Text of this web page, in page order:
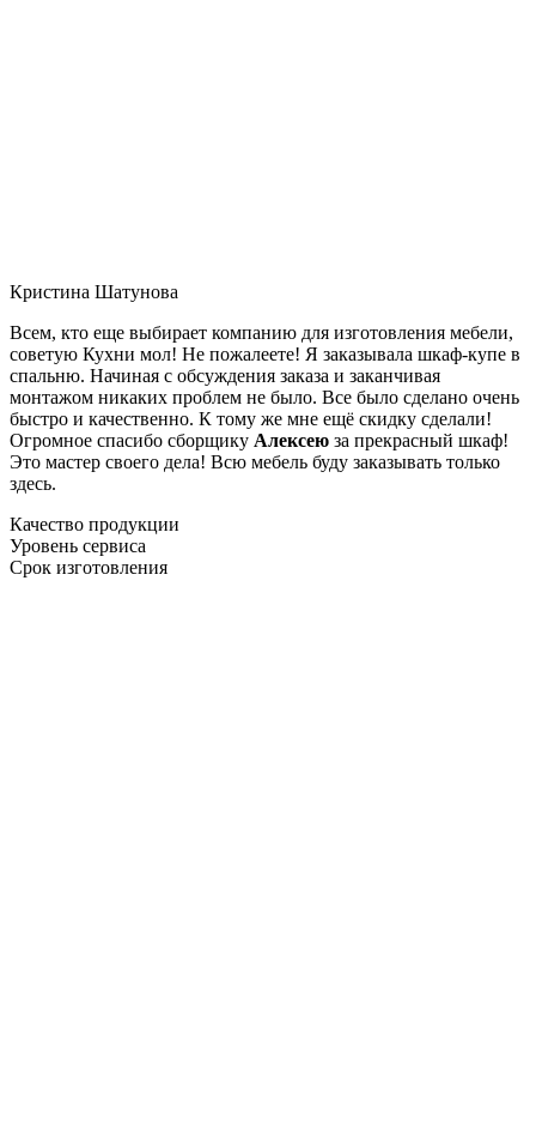
Кристина Шатунова
Всем, кто еще выбирает компанию для изготовления мебели,
советую Кухни мол! Не пожалеете! Я заказывала шкаф-купе в
спальню. Начиная с обсуждения заказа и заканчивая
монтажом никаких проблем не было. Все было сделано очень
быстро и качественно. К тому же мне ещё скидку сделали!
Огромное спасибо сборщику Алексею за прекрасный шкаф!
Это мастер своего дела! Всю мебель буду заказывать только
здесь.
Качество продукции
Уровень сервиса
Срок изготовления